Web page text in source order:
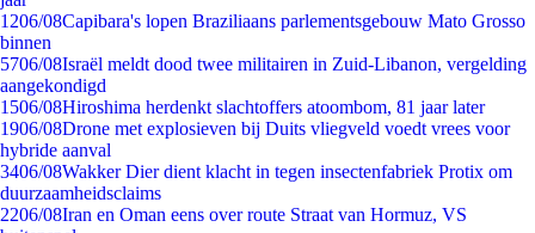
1206/08Capibara's lopen Braziliaans parlementsgebouw Mato Grosso
binnen
5706/08Israël meldt dood twee militairen in Zuid-Libanon, vergelding
aangekondigd
1506/08Hiroshima herdenkt slachtoffers atoombom, 81 jaar later
1906/08Drone met explosieven bij Duits vliegveld voedt vrees voor
hybride aanval
3406/08Wakker Dier dient klacht in tegen insectenfabriek Protix om
duurzaamheidsclaims
2206/08Iran en Oman eens over route Straat van Hormuz, VS